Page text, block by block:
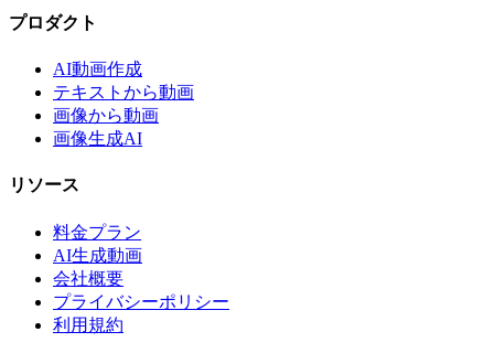
プロダクト
AI動画作成
テキストから動画
画像から動画
画像生成AI
リソース
料金プラン
AI生成動画
会社概要
プライバシーポリシー
利用規約